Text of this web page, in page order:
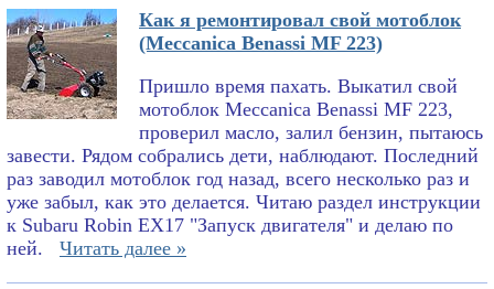
Как я ремонтировал свой мотоблок
(Meccanica Benassi MF 223)
Пришло время пахать. Выкатил свой
мотоблок Meccanica Benassi MF 223,
проверил масло, залил бензин, пытаюсь
завести. Рядом собрались дети, наблюдают. Последний
раз заводил мотоблок год назад, всего несколько раз и
уже забыл, как это делается. Читаю раздел инструкции
к Subaru Robin EX17 "Запуск двигателя" и делаю по
ней.
Читать далее »